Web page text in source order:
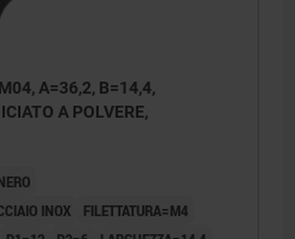
A=36,2, B=14,4,
A POLVERE,
INOX
FILETTATURA=M4